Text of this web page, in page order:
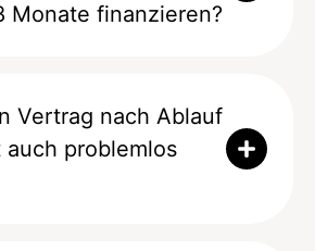
Monate finanzieren?
Vertrag nach Ablauf
problemlos